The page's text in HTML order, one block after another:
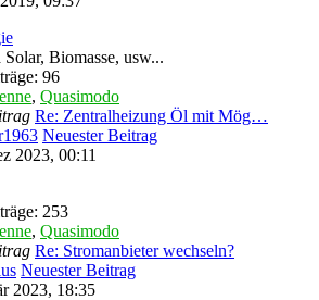
Biomasse, usw...
: 96
, Quasimodo
Re: Zentralheizung Öl mit Mög…
Neuester Beitrag
2023, 00:11
: 253
, Quasimodo
Re: Stromanbieter wechseln?
Neuester Beitrag
2023, 18:35